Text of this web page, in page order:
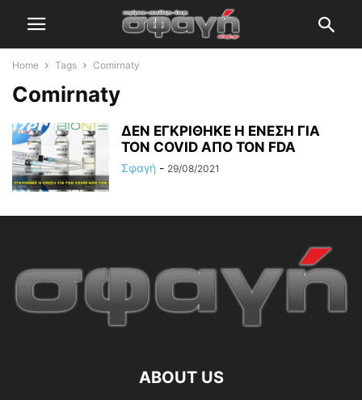
Home Tags Comirnaty
Comirnaty
ΔΕΝ ΕΓΚΡΙΘΗΚΕ Η ΕΝΕΣΗ ΓΙΑ
ΤΟΝ COVID ΑΠΟ ΤΟΝ FDA
Σφαγή - 29/08/2021
ABOUT US